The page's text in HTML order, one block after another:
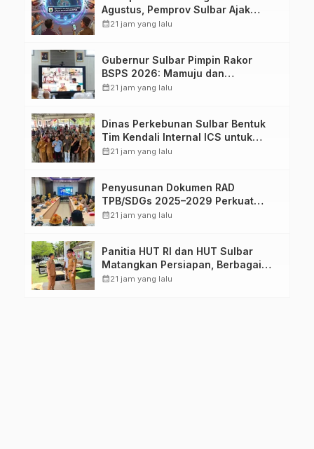
Agustus, Pemprov Sulbar Ajak
Warga Jaga Ruang Digital
calendar_month21 jam yang lalu
Gubernur Sulbar Pimpin Rakor
BSPS 2026: Mamuju dan
Pasangkayu Masih Nol Realisasi
calendar_month21 jam yang lalu
Dinas Perkebunan Sulbar Bentuk
Tim Kendali Internal ICS untuk
Dukung Sertifikasi ISPO Pekebun di
calendar_month21 jam yang lalu
Penyusunan Dokumen RAD
TPB/SDGs 2025–2029 Perkuat
Arah Pembangunan Berkelanjutan
calendar_month21 jam yang lalu
Panitia HUT RI dan HUT Sulbar
Matangkan Persiapan, Berbagai
Lomba Akan Dilaksanakan Pemprov
calendar_month21 jam yang lalu